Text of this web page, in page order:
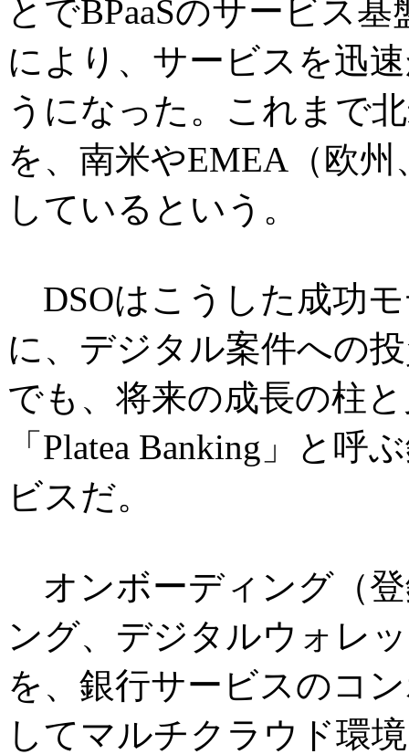
とでBPaaSのサービス
により、サービスを迅
うになった。これまで
を、南米やEMEA（欧
しているという。
DSOはこうした成功
に、デジタル案件への
でも、将来の成長の柱
「Platea Banking」と
ビスだ。
オンボーディング（
ング、デジタルウォレ
を、銀行サービスのコ
してマルチクラウド環